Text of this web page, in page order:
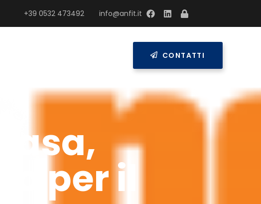
info@anfit.it
+39 0532 473492
CONTATTI
per il